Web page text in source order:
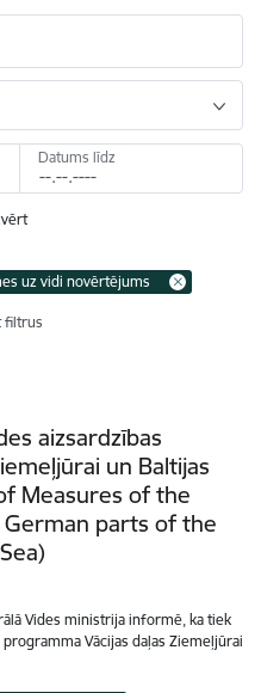
Datums līdz
uz vidi novērtējums
filtrus
aizsardzības
un Baltijas
Measures of the
parts of the
Vides ministrija informē, ka tiek
Vācijas daļas Ziemeļjūrai